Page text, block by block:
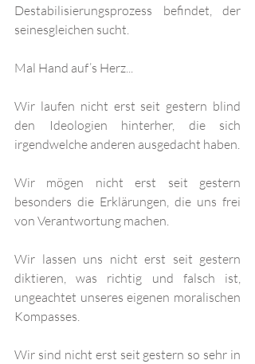
Destabilisierungsprozess befindet, der
seinesgleichen sucht.
Mal Hand auf’s Herz...
Wir laufen nicht erst seit gestern blind
den Ideologien hinterher, die sich
Wir mögen nicht erst seit gestern
besonders die Erklärungen, die uns frei
von Verantwortung machen.
Wir lassen uns nicht erst seit gestern
diktieren, was richtig und falsch ist,
ungeachtet unseres eigenen moralischen
Kompasses.
Wir sind nicht erst seit gestern so sehr in